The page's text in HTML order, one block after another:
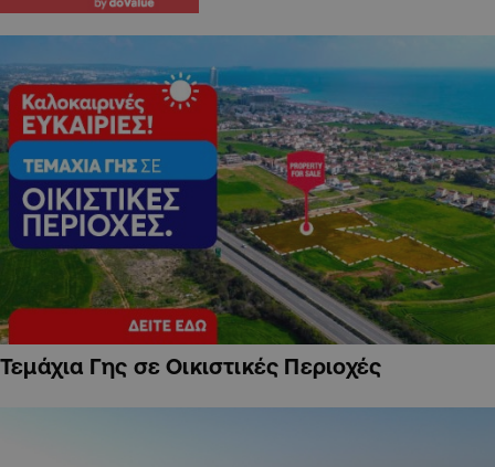
Τεμάχια Γης σε Οικιστικές Περιοχές